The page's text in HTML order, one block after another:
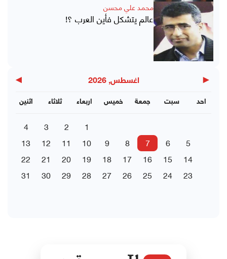
محمد علي محسن
عالم يتشكل فأين العرب ؟!
◀ اغسطس, 2026 ▶
اثنين ثلاثاء اربعاء خميس جمعة سبت احد
1
2
3
4
5
6
7
8
9
10
11
12
13
14
15
16
17
18
19
20
21
22
23
24
25
26
27
28
29
30
31